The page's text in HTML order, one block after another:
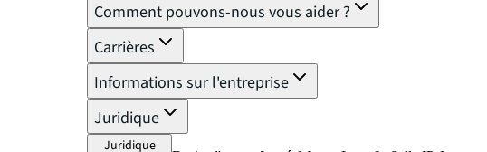
Comment pouvons-nous vous aider ?
Carrières
Informations sur l'entreprise
Juridique
Juridique